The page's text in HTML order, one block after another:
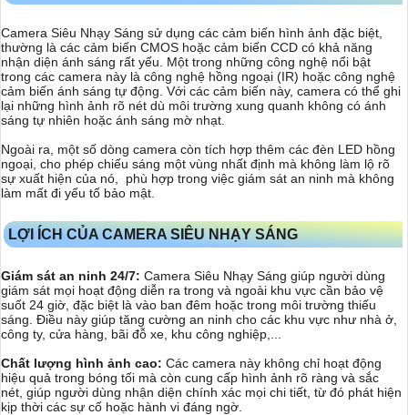
Camera Siêu Nhạy Sáng sử dụng các cảm biến hình ảnh đặc biệt,
thường là các cảm biến CMOS hoặc cảm biến CCD có khả năng
nhận diện ánh sáng rất yếu. Một trong những công nghệ nổi bật
trong các camera này là công nghệ hồng ngoại (IR) hoặc công nghệ
cảm biến ánh sáng tự động. Với các cảm biến này, camera có thể ghi
lại những hình ảnh rõ nét dù môi trường xung quanh không có ánh
sáng tự nhiên hoặc ánh sáng mờ nhạt.
Ngoài ra, một số dòng camera còn tích hợp thêm các đèn LED hồng
ngoại, cho phép chiếu sáng một vùng nhất định mà không làm lộ rõ
sự xuất hiện của nó, phù hợp trong việc giám sát an ninh mà không
làm mất đi yếu tố bảo mật.
LỢI ÍCH CỦA CAMERA SIÊU NHẠY SÁNG
Giám sát an ninh 24/7: Camera Siêu Nhạy Sáng giúp người dùng
giám sát mọi hoạt động diễn ra trong và ngoài khu vực cần bảo vệ
suốt 24 giờ, đặc biệt là vào ban đêm hoặc trong môi trường thiếu
sáng. Điều này giúp tăng cường an ninh cho các khu vực như nhà ở,
công ty, cửa hàng, bãi đỗ xe, khu công nghiệp,...
Chất lượng hình ảnh cao: Các camera này không chỉ hoạt động
hiệu quả trong bóng tối mà còn cung cấp hình ảnh rõ ràng và sắc
nét, giúp người dùng nhận diện chính xác mọi chi tiết, từ đó phát hiện
kịp thời các sự cố hoặc hành vi đáng ngờ.